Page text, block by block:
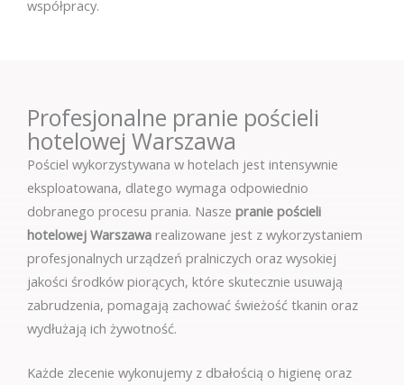
współpracy.
Profesjonalne pranie pościeli
hotelowej Warszawa
Pościel wykorzystywana w hotelach jest intensywnie
eksploatowana, dlatego wymaga odpowiednio
dobranego procesu prania. Nasze pranie pościeli
hotelowej Warszawa realizowane jest z wykorzystaniem
profesjonalnych urządzeń pralniczych oraz wysokiej
jakości środków piorących, które skutecznie usuwają
zabrudzenia, pomagają zachować świeżość tkanin oraz
wydłużają ich żywotność.
Każde zlecenie wykonujemy z dbałością o higienę oraz